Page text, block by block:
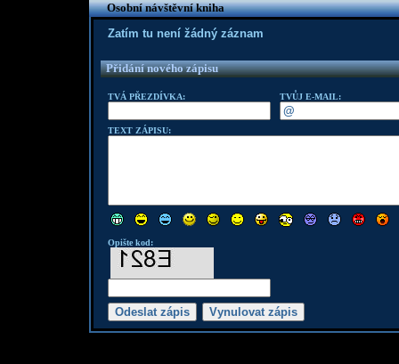
Osobní návštěvní kniha
Zatím tu není žádný záznam
Přidání nového zápisu
TVÁ PŘEZDÍVKA: TVŮJ E-MAIL:
TEXT ZÁPISU:
Opište kod: